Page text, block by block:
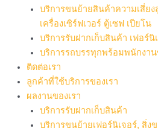
บริการขนย้ายสินค้าความเสี่ยง
เครื่องเซิร์ฟเวอร์ ตู้เซฟ เปียโน
บริการรับฝากเก็บสินค้า เฟอร์นิ
บริการรถบรรทุกพร้อมพนักงา
ติดต่อเรา
ลูกค้าที่ใช้บริการของเรา
ผลงานของเรา
บริการรับฝากเก็บสินค้า
บริการขนย้ายเฟอร์นิเจอร์, สิ่ง